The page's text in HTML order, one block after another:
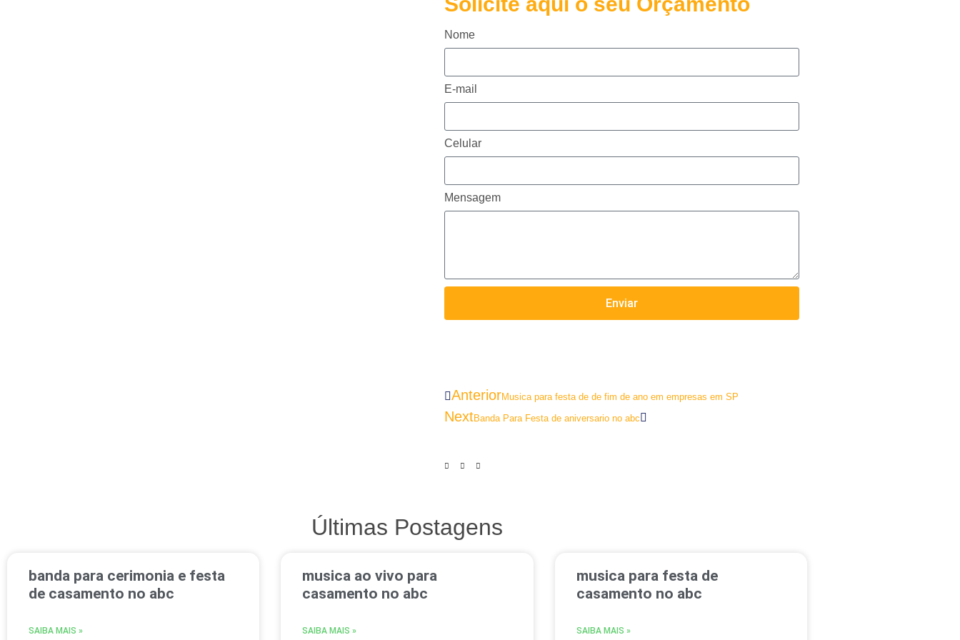
Nome
E-mail
Celular
Mensagem
Enviar
AnteriorMusica para festa de de fim de ano em empresas em SP
NextBanda Para Festa de aniversario no abc
Últimas Postagens
banda para cerimonia e festa
de casamento no abc
SAIBA MAIS »
musica ao vivo para
casamento no abc
SAIBA MAIS »
musica para festa de
casamento no abc
SAIBA MAIS »